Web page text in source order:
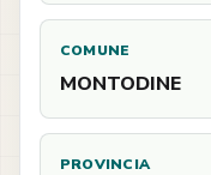
COMUNE
MONTODINE
PROVINCIA